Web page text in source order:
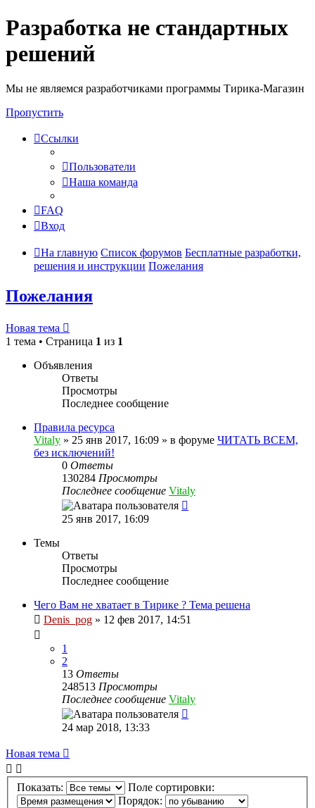
Разработка не стандартных
решений
Мы не являемся разработчиками программы Тирика-Магазин
Пропустить
Ссылки
Пользователи
Наша команда
FAQ
Вход
На главную Список форумов Бесплатные разработки,
решения и инструкции Пожелания
Пожелания
Новая тема
1 тема • Страница 1 из 1
Объявления
Ответы
Просмотры
Последнее сообщение
Правила ресурса
Vitaly » 25 янв 2017, 16:09 » в форуме ЧИТАТЬ ВСЕМ,
без исключений!
0 Ответы
130284 Просмотры
Последнее сообщение Vitaly
25 янв 2017, 16:09
Темы
Ответы
Просмотры
Последнее сообщение
Чего Вам не хватает в Тирике ? Тема решена
Denis_pog » 12 фев 2017, 14:51
1
2
13 Ответы
248513 Просмотры
Последнее сообщение Vitaly
24 мар 2018, 13:33
Новая тема
Показать:
Поле сортировки:
Порядок: